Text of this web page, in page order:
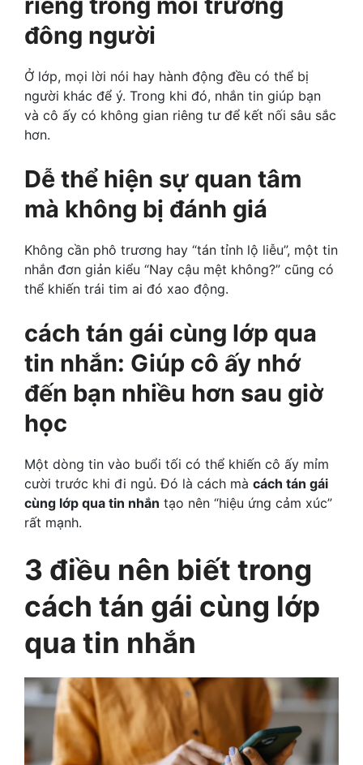
đông người
Ở lớp, mọi lời nói hay hành động đều có thể bị
người khác để ý. Trong khi đó, nhắn tin giúp bạn
và cô ấy có không gian riêng tư để kết nối sâu sắc
hơn.
Dễ thể hiện sự quan tâm
mà không bị đánh giá
Không cần phô trương hay “tán tỉnh lộ liễu”, một tin
nhắn đơn giản kiểu “Nay cậu mệt không?” cũng có
thể khiến trái tim ai đó xao động.
cách tán gái cùng lớp qua
tin nhắn: Giúp cô ấy nhớ
đến bạn nhiều hơn sau giờ
học
Một dòng tin vào buổi tối có thể khiến cô ấy mỉm
cười trước khi đi ngủ. Đó là cách mà cách tán gái
cùng lớp qua tin nhắn tạo nên “hiệu ứng cảm xúc”
rất mạnh.
3 điều nên biết trong
cách tán gái cùng lớp
qua tin nhắn